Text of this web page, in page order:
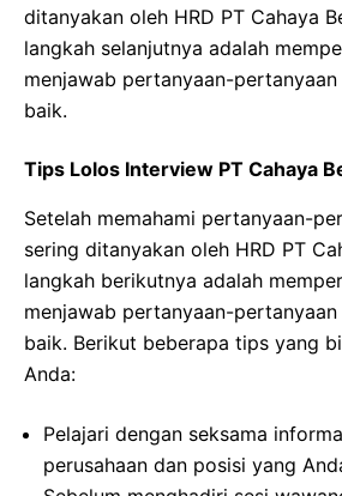
ditanyakan oleh HRD PT Cahaya
langkah selanjutnya adalah
menjawab pertanyaan-
baik.
Tips Lolos Interview PT Cahaya
Setelah memahami pertanyaan-
sering ditanyakan oleh HRD PT
langkah berikutnya adalah
menjawab pertanyaan-
baik. Berikut beberapa tips yang
Anda:
Pelajari dengan seksama
perusahaan dan posisi yang